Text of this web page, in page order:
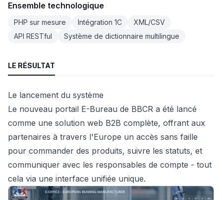
Ensemble technologique
PHP sur mesure Intégration 1C
XML/CSV
API RESTful
Système de dictionnaire multilingue
LE RÉSULTAT
Le lancement du système
Le nouveau portail E-Bureau de BBCR a été lancé
comme une solution web B2B complète, offrant aux
partenaires à travers l'Europe un accès sans faille
pour commander des produits, suivre les statuts, et
communiquer avec les responsables de compte - tout
cela via une interface unifiée unique.